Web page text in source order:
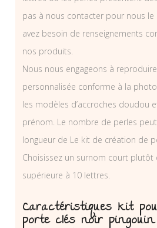
pas à nous contacter pour nous le
avez besoin de renseignements
nos produits.
Nous nous engageons à
personnalisée conforme à la
les modèles d’accroches doudou
prénom. Le nombre de perles
longueur de Le kit de création de
Choisissez un surnom court plutôt
supérieure à 10 lettres.
Caractéristiques kit
porte clés noir